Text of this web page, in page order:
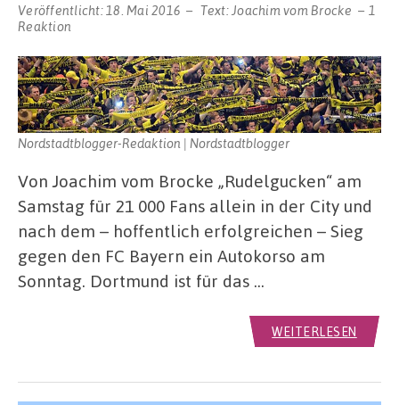
Veröffentlicht: 18. Mai 2016 Text: Joachim vom Brocke
1
Reaktion
Nordstadtblogger-Redaktion | Nordstadtblogger
Von Joachim vom Brocke „Rudelgucken“ am
Samstag für 21 000 Fans allein in der City und
nach dem – hoffentlich erfolgreichen – Sieg
gegen den FC Bayern ein Autokorso am
Sonntag. Dortmund ist für das …
WEITERLESEN